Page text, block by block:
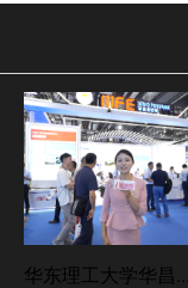
华东理工大学华昌...